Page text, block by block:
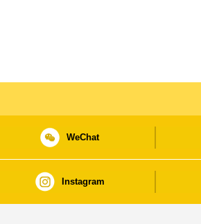
WeChat
Instagram